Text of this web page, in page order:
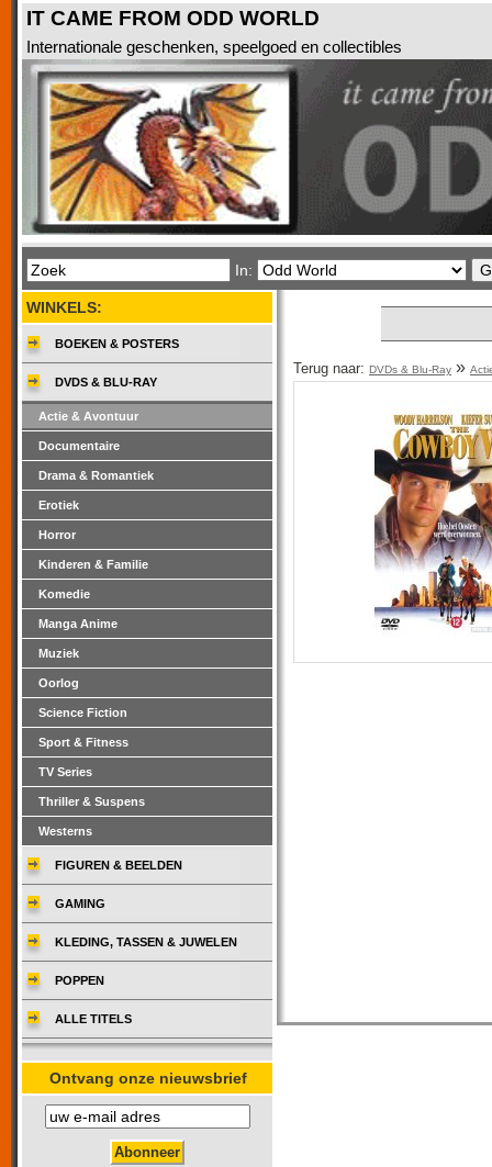
IT CAME FROM ODD WORLD
Internationale geschenken, speelgoed en collectibles
In:
Terug naar: DVDs & Blu-Ray »
WINKELS:
BOEKEN & POSTERS
DVDS & BLU-RAY
Actie & Avontuur
Documentaire
Drama & Romantiek
Erotiek
Horror
Kinderen & Familie
Komedie
Manga Anime
Muziek
Oorlog
Science Fiction
Sport & Fitness
TV Series
Thriller & Suspens
Westerns
FIGUREN & BEELDEN
GAMING
KLEDING, TASSEN & JUWELEN
POPPEN
ALLE TITELS
Ontvang onze nieuwsbrief